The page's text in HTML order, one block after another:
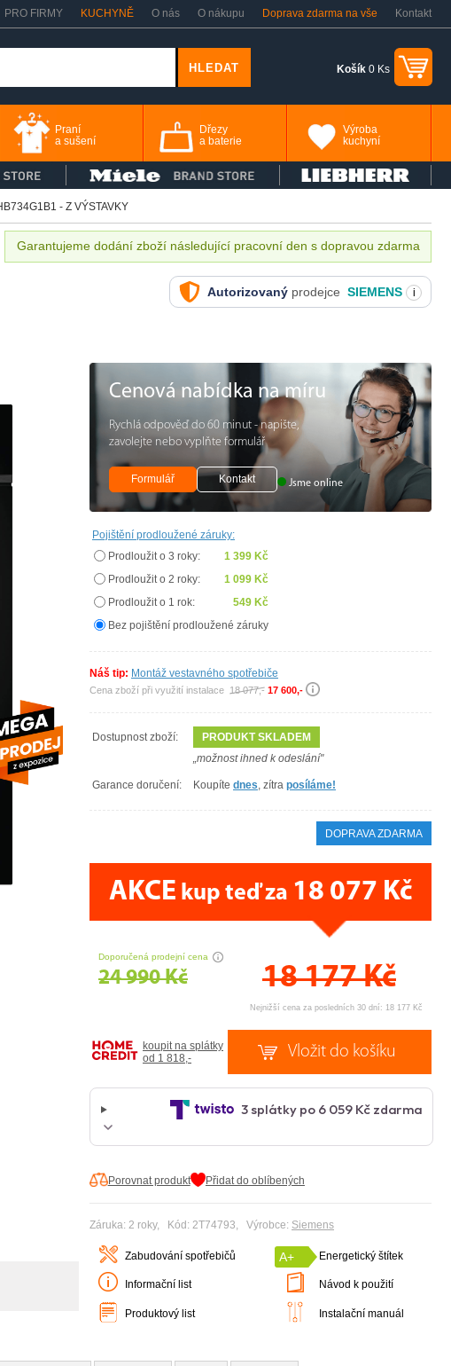
PRO FIRMY KUCHYNĚ O nás O nákupu Doprava zdarma na vše Kontakt
Košík0 Ks
Praní
a sušení
Dřezy
a baterie
Výroba
kuchyní
- Z VÝSTAVKY
Garantujeme dodání zboží následující pracovní den s dopravou zdarma
Autorizovaný prodejce SIEMENS i
Cenová nabídka na míru
Rychlá odpověď do 60 minut - napište,
zavolejte nebo vyplňte formulář
Formulář Kontakt Jsme online
Pojištění prodloužené záruky:
Prodloužit o 3 roky:
1 399 Kč
Prodloužit o 2 roky:
1 099 Kč
Prodloužit o 1 rok:
549 Kč
Bez pojištění prodloužené záruky
Náš tip: Montáž vestavného spotřebiče
Cena zboží při využití instalace 18 077,- 17 600,-
Dostupnost zboží:
PRODUKT SKLADEM
„možnost ihned k odeslání"
Garance doručení: Koupíte dnes, zítra posíláme!
DOPRAVA ZDARMA
AKCE kup teď za 18 077 Kč
Doporučená prodejní cena
24 990 Kč 18 177Kč
Nejnižší cena za posledních 30 dní: 18 177 Kč
koupit na splátky
od 1 818,-
Porovnat produkt Přidat do oblíbených
Záruka: 2 roky, Kód: 2T74793, Výrobce: Siemens
Zabudování spotřebičů A+ Energetický štítek
Informační list Návod k použití
Produktový list Instalační manuál